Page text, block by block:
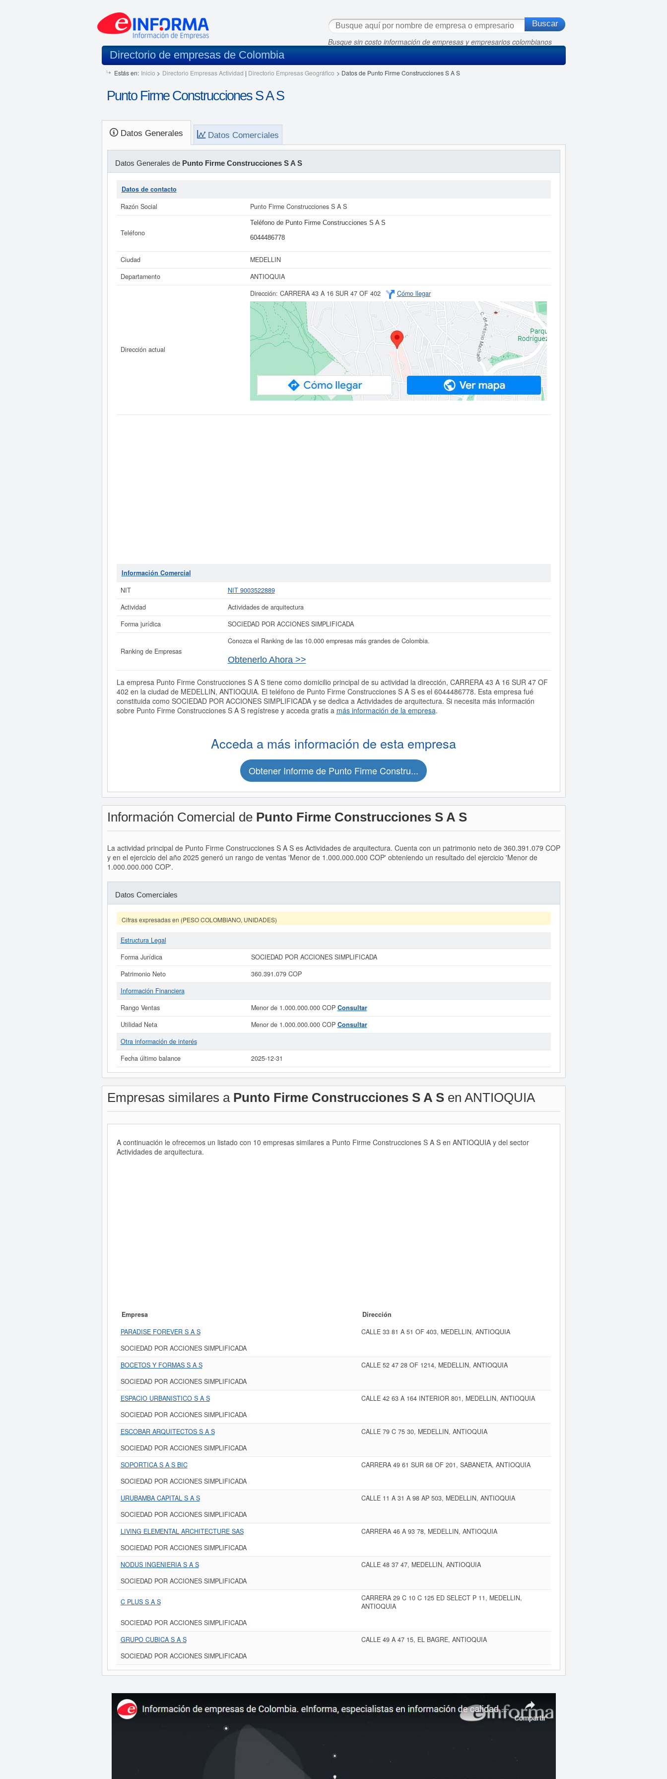
Busque sin costo información de empresas y empresarios colombianos
Directorio de empresas de Colombia
Estás en: Inicio > Directorio Empresas Actividad | Directorio Empresas Geográfico > Datos de Punto Firme Construcciones S A S
Punto Firme Construcciones S A S
Datos Generales Datos Comerciales
Datos Generales de Punto Firme Construcciones S A S
Datos de contacto
Razón Social
Punto Firme Construcciones S A S
Teléfono
Teléfono de Punto Firme Construcciones S A S
6044486778
Ciudad
MEDELLIN
Departamento
ANTIOQUIA
Dirección actual
Dirección: CARRERA 43 A 16 SUR 47 OF 402 Cómo llegar
Información Comercial
NIT
NIT 9003522889
Actividad
Actividades de arquitectura
Forma jurídica
SOCIEDAD POR ACCIONES SIMPLIFICADA
Ranking de Empresas
Conozca el Ranking de las 10.000 empresas más grandes de Colombia.
Obtenerlo Ahora >>
La empresa Punto Firme Construcciones S A S tiene como domicilio principal de su actividad la dirección, CARRERA 43 A 16 SUR 47 OF
402 en la ciudad de MEDELLIN, ANTIOQUIA. El teléfono de Punto Firme Construcciones S A S es el 6044486778. Esta empresa fué
constituida como SOCIEDAD POR ACCIONES SIMPLIFICADA y se dedica a Actividades de arquitectura. Si necesita más información
sobre Punto Firme Construcciones S A S regístrese y acceda gratis a más información de la empresa.
Acceda a más información de esta empresa
Obtener Informe de Punto Firme Constru...
Información Comercial de Punto Firme Construcciones S A S
La actividad principal de Punto Firme Construcciones S A S es Actividades de arquitectura. Cuenta con un patrimonio neto de 360.391.079 COP
y en el ejercicio del año 2025 generó un rango de ventas 'Menor de 1.000.000.000 COP' obteniendo un resultado del ejercicio 'Menor de
1.000.000.000 COP'.
Datos Comerciales
Cifras expresadas en (PESO COLOMBIANO, UNIDADES)
Estructura Legal
Forma Jurídica
SOCIEDAD POR ACCIONES SIMPLIFICADA
Patrimonio Neto
360.391.079 COP
Información Financiera
Rango Ventas
Menor de 1.000.000.000 COP Consultar
Utilidad Neta
Menor de 1.000.000.000 COP Consultar
Otra información de interés
Fecha último balance
2025-12-31
Empresas similares a Punto Firme Construcciones S A Sen ANTIOQUIA
A continuación le ofrecemos un listado con 10 empresas similares a Punto Firme Construcciones S A S en ANTIOQUIA y del sector
Actividades de arquitectura.
Empresa
Dirección
PARADISE FOREVER S A S
CALLE 33 81 A 51 OF 403, MEDELLIN, ANTIOQUIA
SOCIEDAD POR ACCIONES SIMPLIFICADA
BOCETOS Y FORMAS S A S
CALLE 52 47 28 OF 1214, MEDELLIN, ANTIOQUIA
SOCIEDAD POR ACCIONES SIMPLIFICADA
ESPACIO URBANISTICO S A S
CALLE 42 63 A 164 INTERIOR 801, MEDELLIN, ANTIOQUIA
SOCIEDAD POR ACCIONES SIMPLIFICADA
ESCOBAR ARQUITECTOS S A S
CALLE 79 C 75 30, MEDELLIN, ANTIOQUIA
SOCIEDAD POR ACCIONES SIMPLIFICADA
SOPORTICA S A S BIC
CARRERA 49 61 SUR 68 OF 201, SABANETA, ANTIOQUIA
SOCIEDAD POR ACCIONES SIMPLIFICADA
URUBAMBA CAPITAL S A S
CALLE 11 A 31 A 98 AP 503, MEDELLIN, ANTIOQUIA
SOCIEDAD POR ACCIONES SIMPLIFICADA
LIVING ELEMENTAL ARCHITECTURE SAS
CARRERA 46 A 93 78, MEDELLIN, ANTIOQUIA
SOCIEDAD POR ACCIONES SIMPLIFICADA
NODUS INGENIERIA S A S
CALLE 48 37 47, MEDELLIN, ANTIOQUIA
SOCIEDAD POR ACCIONES SIMPLIFICADA
C PLUS S A S
CARRERA 29 C 10 C 125 ED SELECT P 11, MEDELLIN,
ANTIOQUIA
SOCIEDAD POR ACCIONES SIMPLIFICADA
GRUPO CUBICA S A S
CALLE 49 A 47 15, EL BAGRE, ANTIOQUIA
SOCIEDAD POR ACCIONES SIMPLIFICADA